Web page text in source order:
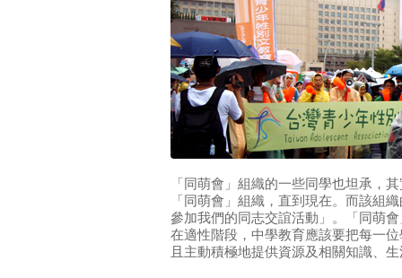
「同萌會」組織的一些同學也坦承，
「同萌會」組織，直到現在。而該組
參加我們的同志交誼活動」。「同萌
在適性階段，中學教育應該要把每一
且主動積極地提供資源及相關知識、